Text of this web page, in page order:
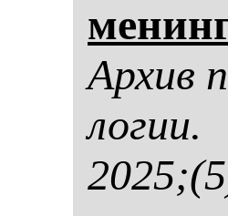
Ар­хив
ло­гии.